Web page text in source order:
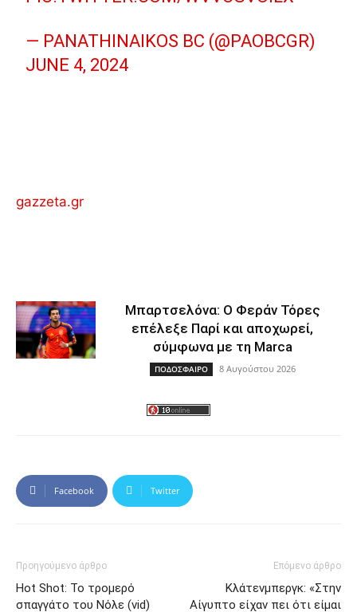
— PANATHINAIKOS BC (@PAOBCGR)
JUNE 4, 2024
gazzeta.gr
Μπαρτσελόνα: Ο Φεράν Τόρες
επέλεξε Παρί και αποχωρεί,
σύμφωνα με τη Marca
ΠΟΔΟΣΦΑΙΡΟ 8 Αυγούστου 2026
Facebook Twitter
Προηγούμενο άρθρο
Hot Shot: Το τρομερό
σπαγγάτο του Νόλε (vid)
Επόμενο άρθρο
Κλάτενμπεργκ: «Στην
Αίγυπτο είχαν πει ότι είμαι